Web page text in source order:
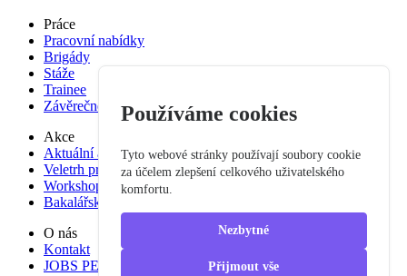
Práce
Pracovní nabídky
Brigády
Stáže
Trainee
Závěrečné práce
Akce
Aktuální akce
Veletrh pracovních příležitostí
Workshop studium pro praxi
Bakalářská praxe
O nás
Kontakt
JOBS PEF
Používáme cookies
Tyto webové stránky používají soubory cookie
za účelem zlepšení celkového uživatelského
komfortu.
Nezbytné
Přijmout vše